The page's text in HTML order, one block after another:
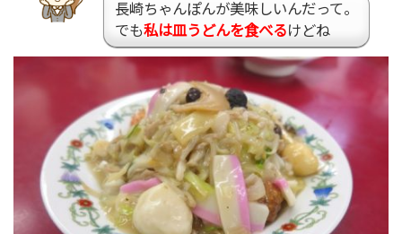
長崎ちゃんぽんが美味しいんだって。
でも私は皿うどんを食べるけどね